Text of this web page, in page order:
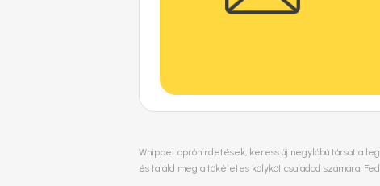
Whippet apróhirdetések, keress új négylábú társat a
és találd meg a tökéletes kölyköt családod számára.